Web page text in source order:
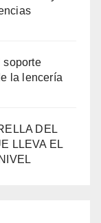
soporte
la lencería
DEL
LLEVA EL